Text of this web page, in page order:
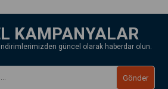
KAMPANYALAR
güncel olarak haberdar olun.
Gönder